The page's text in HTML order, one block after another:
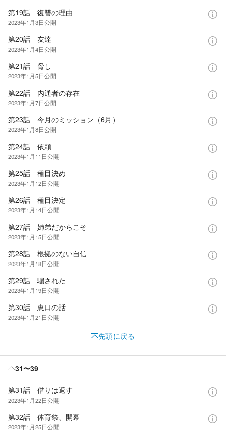
第19話 復讐の理由
2023年1月3日公開
第20話 友達
2023年1月4日公開
第21話 脅し
2023年1月5日公開
第22話 内通者の存在
2023年1月7日公開
第23話 今月のミッション（6月）
2023年1月8日公開
第24話 依頼
2023年1月11日公開
第25話 種目決め
2023年1月12日公開
第26話 種目決定
2023年1月14日公開
第27話 姉弟だからこそ
2023年1月15日公開
第28話 根拠のない自信
2023年1月18日公開
第29話 騙された
2023年1月19日公開
第30話 恵口の話
2023年1月21日公開
先頭に戻る
31〜39
第31話 借りは返す
2023年1月22日公開
第32話 体育祭、開幕
2023年1月25日公開